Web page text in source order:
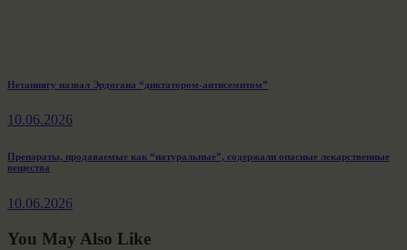
Навигация
по
Previous
Нетаниягу назвал Эрдогана “диктатором-антисемитом”
10.06.2026
Next
post:
Препараты, продаваемые как “натуральные”, содержали опасные лекарственные
вещества
10.06.2026
You May Also Like